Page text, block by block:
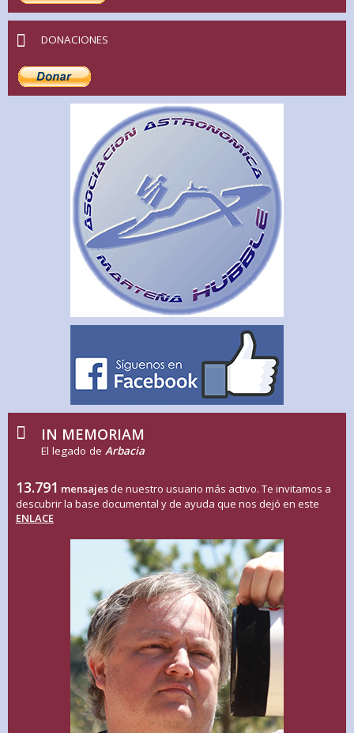
DONACIONES
IN MEMORIAM
El legado de Arbacia
13.791 mensajes de nuestro usuario más activo. Te invitamos a
descubrir la base documental y de ayuda que nos dejó en este
ENLACE